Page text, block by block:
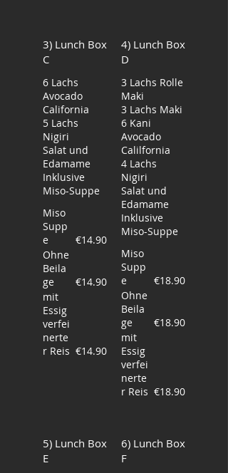
3) Lunch Box
C
6 Lachs
Avocado
California
5 Lachs
Nigiri
Salat und
Edamame
Inklusive
Miso-Suppe
Miso
Supp
e
€14.90
Ohne
Beila
ge
€14.90
mit
Essig
verfei
nerte
r Reis €14.90
4) Lunch Box
D
3 Lachs Rolle
Maki
3 Lachs Maki
6 Kani
Avocado
Calilfornia
4 Lachs
Nigiri
Salat und
Edamame
Inklusive
Miso-Suppe
Miso
Supp
e
€18.90
Ohne
Beila
ge
€18.90
mit
Essig
verfei
nerte
r Reis €18.90
5) Lunch Box
E
6) Lunch Box
F